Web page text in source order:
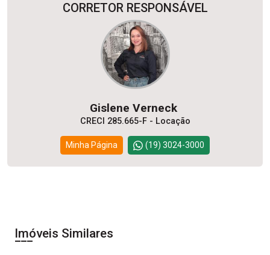
CORRETOR RESPONSÁVEL
Gislene Verneck
CRECI 285.665-F - Locação
Minha Página (19) 3024-3000
Imóveis Similares